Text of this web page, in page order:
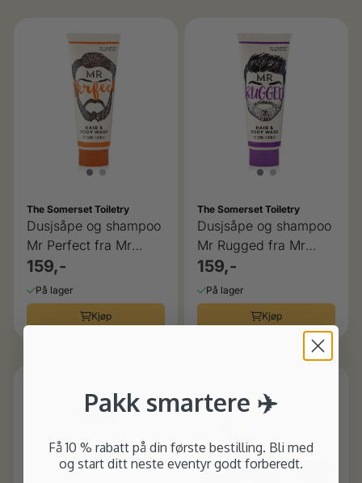
The Somerset Toiletry
Dusjsåpe og shampoo
Mr Perfect fra Mr
Beard
159,-
På lager
Kjøp
The Somerset Toiletry
Dusjsåpe og shampoo
Mr Rugged fra Mr
Beard
159,-
På lager
Kjøp
Pakk smartere ✈️
Få 10 % rabatt på din første bestilling. Bli med
og start ditt neste eventyr godt forberedt.